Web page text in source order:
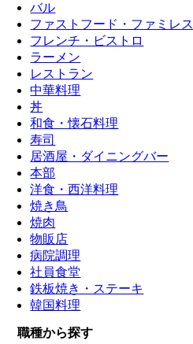
バル
ファストフード・ファミレス
フレンチ・ビストロ
ラーメン
レストラン
中華料理
丼
和食・懐石料理
寿司
居酒屋・ダイニングバー
本部
洋食・西洋料理
焼き鳥
焼肉
物販店
病院調理
社員食堂
鉄板焼き・ステーキ
韓国料理
職種から探す